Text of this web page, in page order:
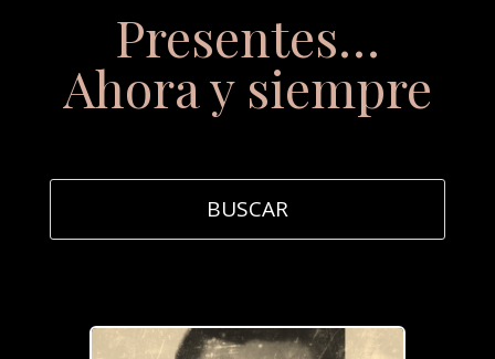
Presentes…
Ahora y siempre